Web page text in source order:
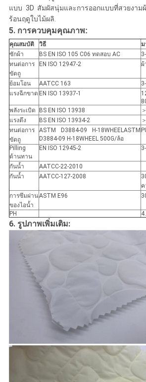
แบบ 3D สัมผัสนุ่มและการออกแบบที่สวยงาม
ร้อนฤดูใบไม้ผลิ.
5. การควบคุมคุณภาพ:
คุณสมบัติ วิธี
ม
ซักผ้า
BS EN ISO 105 C06 ทดสอบ AC
ทนต่อการ
ขัดถู
EN ISO 12947-2 ผ้
ย้อมโอน AATCC 163
แรงฉีกขาด EN ISO 13937-1
พลังระเบิด
BS EN ISO 13938
แรงดึง
BS EN ISO 13934-2
ทนต่อการ
ขัดถู
ASTM D3884-09 H-18WHEELASTM
D3884-09 H-18WHEEL 500G/ล้อ
Pilling
ต้านทาน
EN ISO 12945-2
กันน้ำ
AATCC-22-2010
กันน้ำ
AATCC-127-2008
ค
การซึมผ่าน
ของไอน้ำ
ASTM E96
PH
6. รูปภาพเพิ่มเติม: